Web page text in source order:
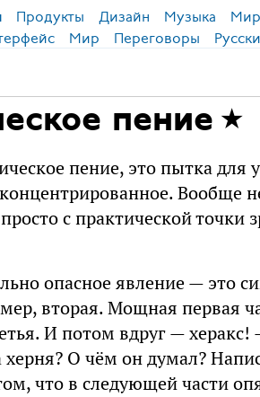
Продукты Дизайн Музыка Мир
Мир Переговоры
пение
пение, это пытка
концентрированное. Вообще
с практической
опасное явление — это
вторая. Мощная первая
И потом вдруг —
херня? О чём он думал?
что в следующей части